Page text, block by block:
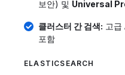
보안) 및 Universal
클러스터 간 검색: 고급
포함
ELASTICSEARCH